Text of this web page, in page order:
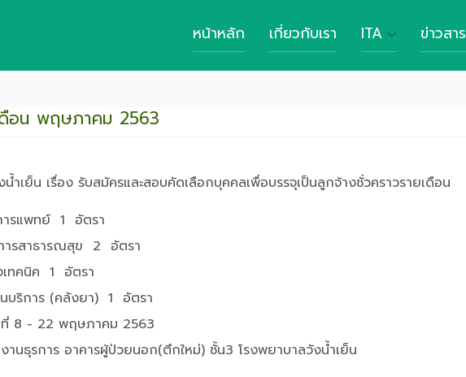
หน้าหลัก เกี่ยวกับเรา ITA ข่าวสาร
ดือน พฤษภาคม 2563
น้ำเย็น เรื่อง รับสมัครและสอบคัดเลือกบุคคลเพื่อบรรจุเป็นลูกจ้างชั่วคราวรายเดือน
รแพทย์ 1 อัตรา
รสาธารณสุข 2 อัตรา
ทคนิค 1 อัตรา
ริการ (คลังยา) 1 อัตรา
ที่ 8 - 22 พฤษภาคม 2563
านธุรการ อาคารผู้ป่วยนอก(ตึกใหม่) ชั้น3 โรงพยาบาลวังน้ำเย็น